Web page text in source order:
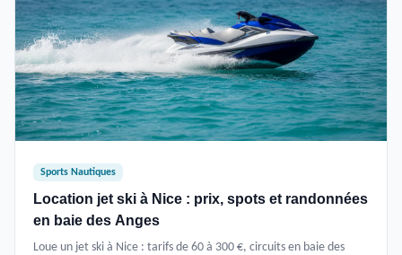
Sports Nautiques
Location jet ski à Nice : prix, spots et randonnées
en baie des Anges
Loue un jet ski à Nice : tarifs de 60 à 300 €, circuits en baie des